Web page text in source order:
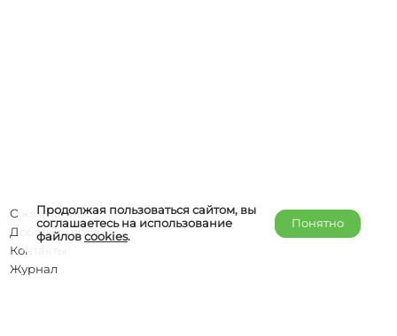
Продолжая пользоваться сайтом, вы
соглашаетесь на использование
файловcookies.
Понятно
О компании
Добавить объект
Контакты
Журнал